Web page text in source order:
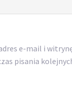
e-mail i
pisania